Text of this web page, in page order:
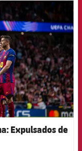
badge
Expulsados de